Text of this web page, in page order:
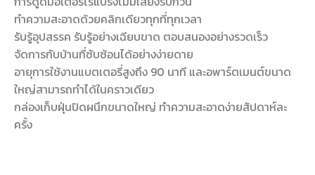
ทำความสะอาดด้วยคลิกเดียวทุกที่ทุกเวลา
รับรู้อุปสรรค รับรู้อย่างเฉียบขาด ตอบสนองอย่างรวดเร็ว
จัดการกับบ้านที่ซับซ้อนได้อย่างง่ายดาย
อายุการใช้งานแบตเตอรี่สูงถึง 90 นาที และอพาร์ตเมนต์ขนาด
ใหญ่สามารถทำได้ในคราวเดียว
กล่องเก็บฝุ่นปิดผนึกขนาดใหญ่ ทำความสะอาดง่ายสัปดาห์ละ
ครั้ง